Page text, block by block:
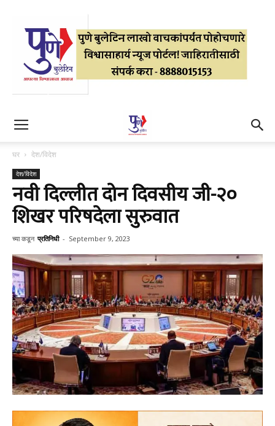
घर देश/विदेश
देश/विदेश
नवी दिल्लीत दोन दिवसीय जी-२०
शिखर परिषदेला सुरुवात
च्या कडून प्रतिनिधी - September 9, 2023